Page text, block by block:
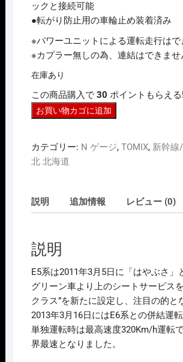
ックと接続可能
●転がり防止用の車輪止め装着済み
※パワーユニットによる運転走行はで
※カプラー無しの為、連結はできませ
在庫あり
この商品購入で 30 ポイントもらえる!
N
TOMIX
FM-
ﾌ
ｧ-
ｶ-
ﾐ
ｭ-
ｼﾞ
ｱ
ﾑ
JR
お買い物カゴに追加
カテゴリー: N ゲージ, TOMIX, 新幹線
北 北海道
説明 追加情報 レビュー (0)
説明
E5系は2011年3月5日に「はやぶさ」
グリーン車より上のシートサービス
クラス”を新たに設定し、注目の的と
2013年3月16日にはE6系との併結運
単独運転時は最高速度320Km/h運転
界最速となりました。